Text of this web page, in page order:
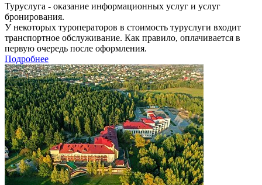
Туруслуга - оказание информационных услуг и услуг
бронирования.
У некоторых туроператоров в стоимость туруслуги входит
транспортное обслуживание. Как правило, оплачивается в
первую очередь после оформления.
Подробнее